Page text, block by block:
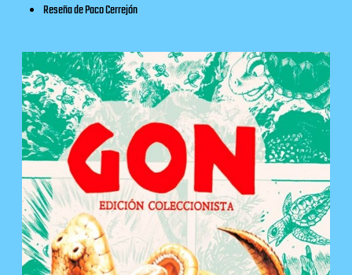
Reseñade Paco Cerrejón